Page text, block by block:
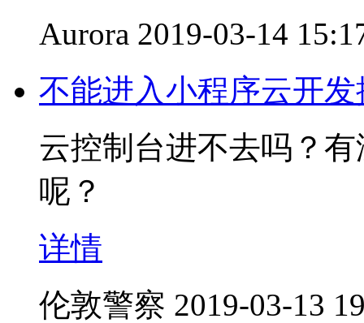
Aurora 2019-03-14
不能进入小程序云开
云控制台进不去吗？
呢？
详情
伦敦警察 2019-03-13